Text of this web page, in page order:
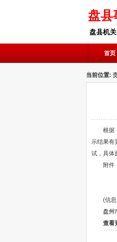
盘县
盘县机
首页
当前位置:
根据《
示结果有
试，具体
附件：
(信息来
盘州
查看